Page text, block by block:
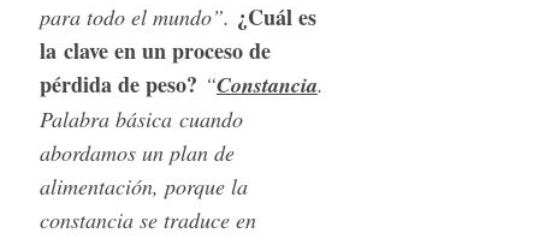
para todo el mundo”. ¿Cuál es
la clave en un proceso de
pérdida de peso? “Constancia.
Palabra básica cuando
abordamos un plan de
alimentación, porque la
constancia se traduce en